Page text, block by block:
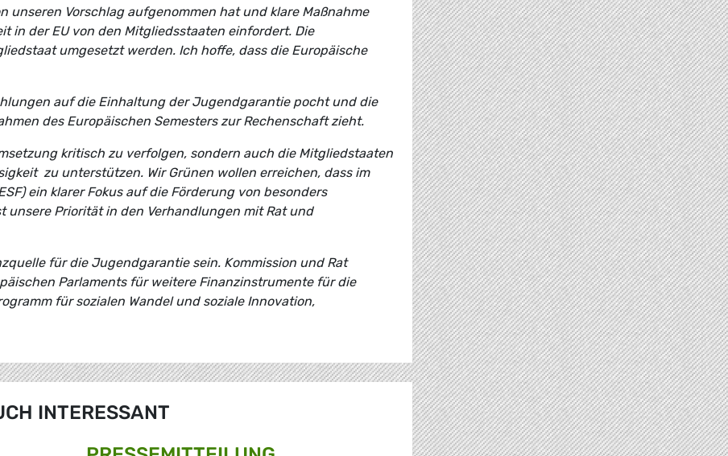
unseren Vorschlag aufgenommen hat und klare Maßnahme
in der EU von den Mitgliedsstaaten einfordert. Die
umgesetzt werden. Ich hoffe, dass die Europäische
auf die Einhaltung der Jugendgarantie pocht und die
des Europäischen Semesters zur Rechenschaft zieht.
kritisch zu verfolgen, sondern auch die Mitgliedstaaten
zu unterstützen. Wir Grünen wollen erreichen, dass im
ein klarer Fokus auf die Förderung von besonders
unsere Priorität in den Verhandlungen mit Rat und
für die Jugendgarantie sein. Kommission und Rat
Parlaments für weitere Finanzinstrumente für die
für sozialen Wandel und soziale Innovation,
INTERESSANT